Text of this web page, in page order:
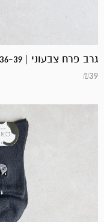
גרב פרח צבעוני | 36-39
₪39